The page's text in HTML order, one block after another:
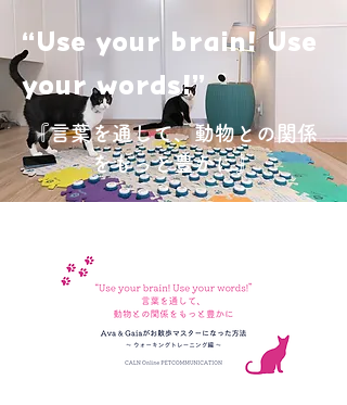
“Use your brain! Use
your words!”
『言葉を通して、動物との関係
をもっと豊かに』